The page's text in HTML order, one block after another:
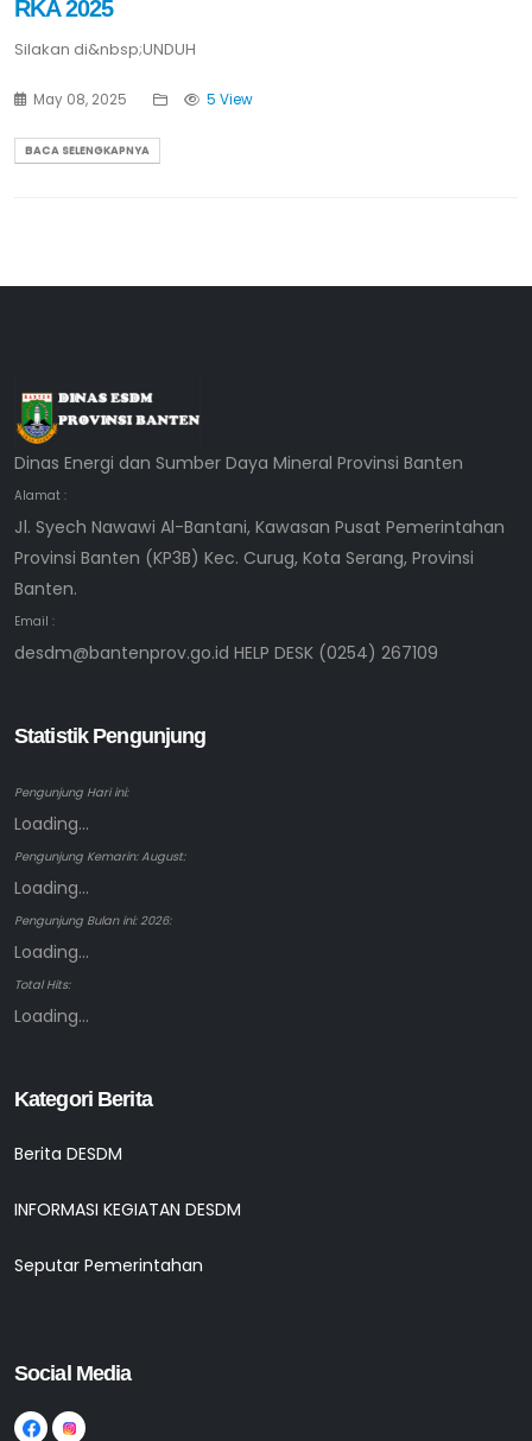
RKA 2025
Silakan di&nbsp;UNDUH
May 08, 2025 5 View
BACA SELENGKAPNYA
Dinas Energi dan Sumber Daya Mineral Provinsi Banten
Alamat :
Jl. Syech Nawawi Al-Bantani, Kawasan Pusat Pemerintahan
Provinsi Banten (KP3B) Kec. Curug, Kota Serang, Provinsi
Banten.
Email :
desdm@bantenprov.go.id HELP DESK (0254) 267109
Statistik Pengunjung
Pengunjung Hari ini:
Loading...
Pengunjung Kemarin: August:
Loading...
Pengunjung Bulan ini: 2026:
Loading...
Total Hits:
Loading...
Kategori Berita
Berita DESDM
INFORMASI KEGIATAN DESDM
Seputar Pemerintahan
Social Media